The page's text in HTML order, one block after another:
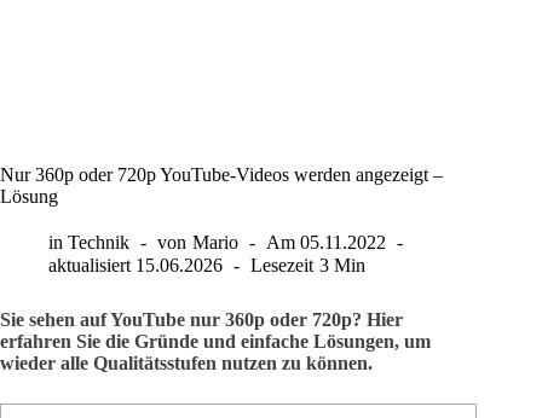
Nur 360p oder 720p YouTube-Videos werden angezeigt –
Lösung
in Technik von Mario Am 05.11.2022
aktualisiert 15.06.2026 Lesezeit 3 Min
Sie sehen auf YouTube nur 360p oder 720p? Hier
erfahren Sie die Gründe und einfache Lösungen, um
wieder alle Qualitätsstufen nutzen zu können.